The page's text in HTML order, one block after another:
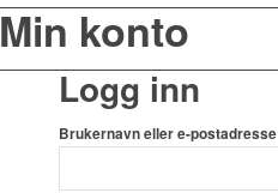
Min konto
Logg inn
Brukernavn eller e-postadresse